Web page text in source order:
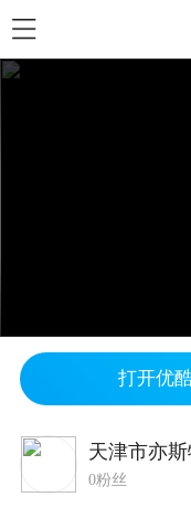
打开优
天津市亦
0粉丝